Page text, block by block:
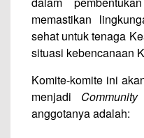
memastikan
sehat untuk tenaga
situasi kebencanaan
Komite-komite ini
menjadi
anggotanya adalah: